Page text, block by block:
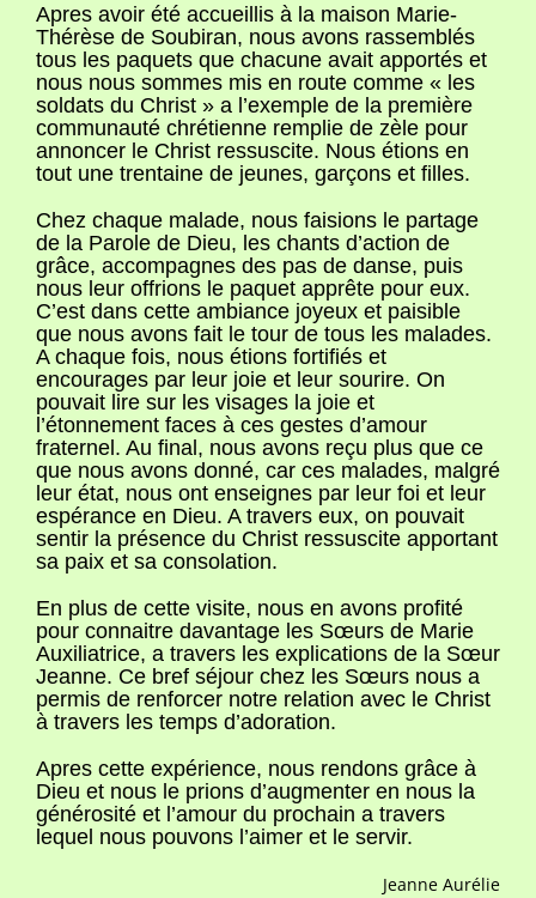
Apres avoir été accueillis à la maison Marie-
Thérèse de Soubiran, nous avons rassemblés
tous les paquets que chacune avait apportés et
nous nous sommes mis en route comme « les
soldats du Christ » a l’exemple de la première
communauté chrétienne remplie de zèle pour
annoncer le Christ ressuscite. Nous étions en
tout une trentaine de jeunes, garçons et filles.
Chez chaque malade, nous faisions le partage
de la Parole de Dieu, les chants d’action de
grâce, accompagnes des pas de danse, puis
nous leur offrions le paquet apprête pour eux.
C’est dans cette ambiance joyeux et paisible
que nous avons fait le tour de tous les malades.
A chaque fois, nous étions fortifiés et
encourages par leur joie et leur sourire. On
pouvait lire sur les visages la joie et
l’étonnement faces à ces gestes d’amour
fraternel. Au final, nous avons reçu plus que ce
que nous avons donné, car ces malades, malgré
leur état, nous ont enseignes par leur foi et leur
espérance en Dieu. A travers eux, on pouvait
sentir la présence du Christ ressuscite apportant
sa paix et sa consolation.
En plus de cette visite, nous en avons profité
pour connaitre davantage les Sœurs de Marie
Auxiliatrice, a travers les explications de la Sœur
Jeanne. Ce bref séjour chez les Sœurs nous a
permis de renforcer notre relation avec le Christ
à travers les temps d’adoration.
Apres cette expérience, nous rendons grâce à
Dieu et nous le prions d’augmenter en nous la
générosité et l’amour du prochain a travers
lequel nous pouvons l’aimer et le servir.
Jeanne Aurélie